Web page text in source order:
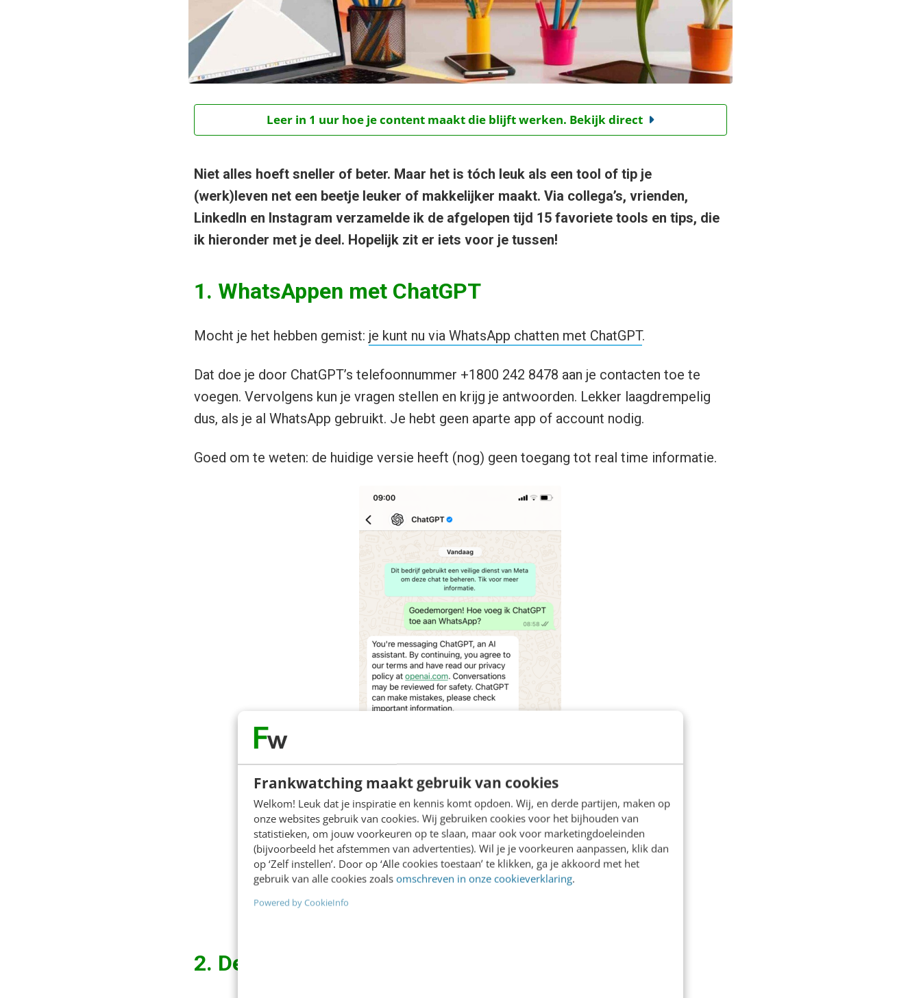
Frankwatching maakt gebruik van cookies
Welkom! Leuk dat je inspiratie en kennis komt opdoen. Wij, en derde partijen, maken op
onze websites gebruik van cookies. Wij gebruiken cookies voor het bijhouden van
statistieken, om jouw voorkeuren op te slaan, maar ook voor marketingdoeleinden
(bijvoorbeeld het afstemmen van advertenties). Wil je je voorkeuren aanpassen, klik dan
op ‘Zelf instellen’. Door op ‘Alle cookies toestaan’ te klikken, ga je akkoord met het
gebruik van alle cookies zoals omschreven in onze cookieverklaring.
Powered by CookieInfo
Leer in 1 uur hoe je content maakt die blijft werken. Bekijk direct
Niet alles hoeft sneller of beter. Maar het is tóch leuk als een tool of tip je
(werk)leven net een beetje leuker of makkelijker maakt. Via collega’s, vrienden,
LinkedIn en Instagram verzamelde ik de afgelopen tijd 15 favoriete tools en tips, die
ik hieronder met je deel. Hopelijk zit er iets voor je tussen!
1. WhatsAppen met ChatGPT
Mocht je het hebben gemist: je kunt nu via WhatsApp chatten met ChatGPT.
Dat doe je door ChatGPT’s telefoonnummer +1800 242 8478 aan je contacten toe te
voegen. Vervolgens kun je vragen stellen en krijg je antwoorden. Lekker laagdrempelig
dus, als je al WhatsApp gebruikt. Je hebt geen aparte app of account nodig.
Goed om te weten: de huidige versie heeft (nog) geen toegang tot real time informatie.
2. De GA4 Fixer